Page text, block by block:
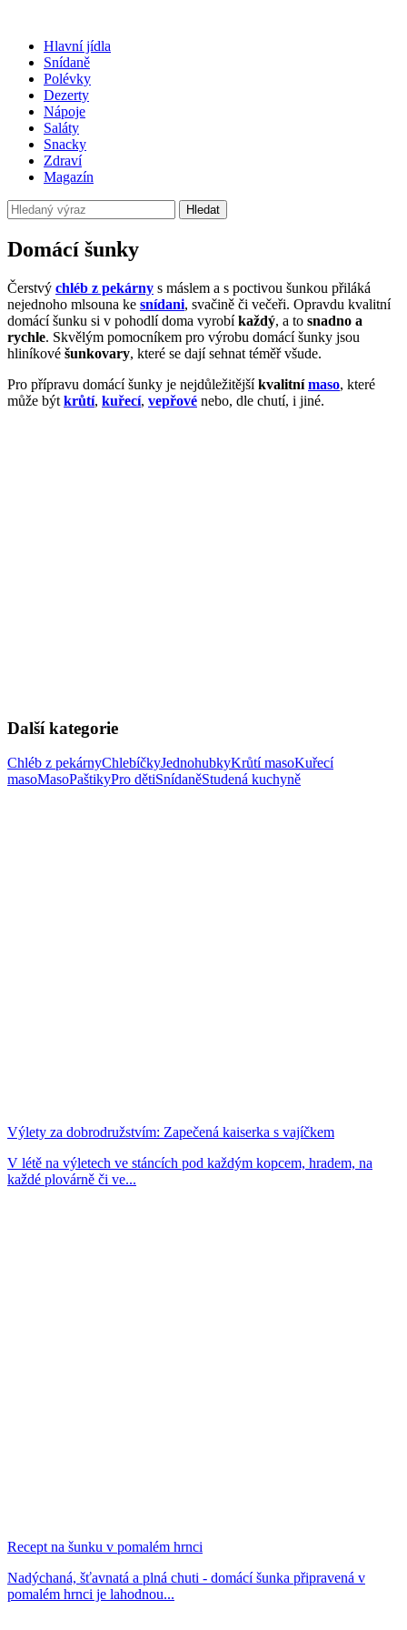
Hlavní jídla
Snídaně
Polévky
Dezerty
Nápoje
Saláty
Snacky
Zdraví
Magazín
Hledat
Domácí šunky
Čerstvý chléb z pekárny s máslem a s poctivou šunkou přiláká
nejednoho mlsouna ke snídani, svačině či večeři. Opravdu kvalitní
domácí šunku si v pohodlí doma vyrobíkaždý, a to snadno a
rychle. Skvělým pomocníkem pro výrobu domácí šunky jsou
hliníkové šunkovary, které se dají sehnat téměř všude.
Pro přípravu domácí šunky je nejdůležitějšíkvalitní maso, které
může být krůtí, kuřecí, vepřové nebo, dle chutí, i jiné.
Další kategorie
Chléb z pekárnyChlebíčkyJednohubkyKrůtí masoKuřecí
masoMasoPaštikyPro dětiSnídaněStudená kuchyně
Výlety za dobrodružstvím: Zapečená kaiserka s vajíčkem
V létě na výletech ve stáncích pod každým kopcem, hradem, na
každé plovárně či ve...
Recept na šunku v pomalém hrnci
Nadýchaná, šťavnatá a plná chuti - domácí šunka připravená v
pomalém hrnci je lahodnou...